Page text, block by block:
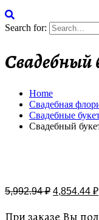
Search for:
Home
Свадебная
Свадебные
Свадебный
5,992.94₽ 4,854.44 ₽
При заказе Вы